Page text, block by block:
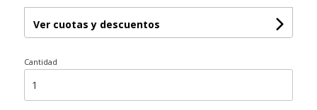
Ver cuotas y descuentos
Cantidad